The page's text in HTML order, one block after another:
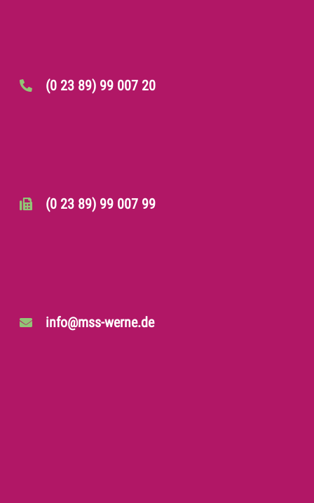
(0 23 89) 99 007 20
(0 23 89) 99 007 99
info@mss-werne.de